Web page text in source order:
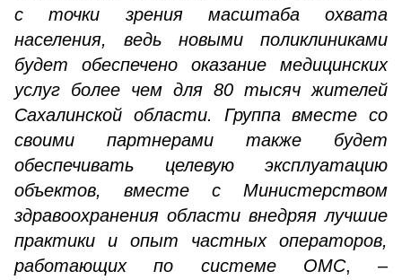
с точки зрения масштаба охвата
населения, ведь новыми поликлиниками
будет обеспечено оказание медицинских
услуг более чем для 80 тысяч жителей
Сахалинской области. Группа вместе со
своими партнерами также будет
обеспечивать целевую эксплуатацию
объектов, вместе с Министерством
здравоохранения области внедряя лучшие
практики и опыт частных операторов,
работающих по системе ОМС, –